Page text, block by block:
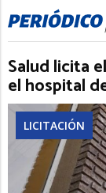
Salud licita
el hospital
LICITACIÓN